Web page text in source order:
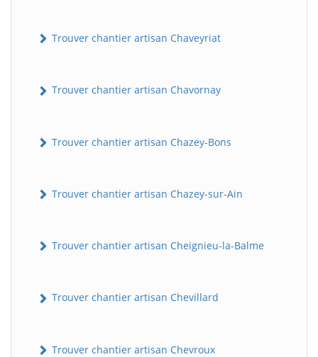
Trouver chantier artisan Chaveyriat
Trouver chantier artisan Chavornay
Trouver chantier artisan Chazey-Bons
Trouver chantier artisan Chazey-sur-Ain
Trouver chantier artisan Cheignieu-la-Balme
Trouver chantier artisan Chevillard
Trouver chantier artisan Chevroux